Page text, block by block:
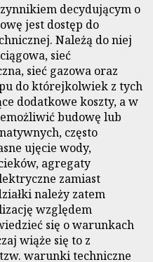
decydującym o
jest dostęp do
Należą do niej
sieć
sieć gazowa oraz
do którejkolwiek z tych
dodatkowe koszty, a w
budowę lub
często
ujęcie wody,
agregaty
zamiast
należy zatem
względem
się o warunkach
wiąże się to z
warunki techniczne